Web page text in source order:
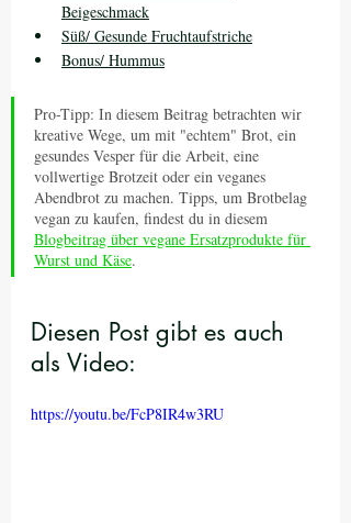
Beigeschmack
Süß/ Gesunde Fruchtaufstriche
Bonus/ Hummus
Pro-Tipp: In diesem Beitrag betrachten wir
kreative Wege, um mit "echtem" Brot, ein
gesundes Vesper für die Arbeit, eine
vollwertige Brotzeit oder ein veganes
Abendbrot zu machen. Tipps, um Brotbelag
vegan zu kaufen, findest du in diesem
Blogbeitrag über vegane Ersatzprodukte für
Wurst und Käse.
Diesen Post gibt es auch
als Video:
https://youtu.be/FcP8IR4w3RU